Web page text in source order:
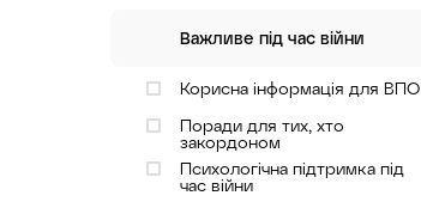
Важливе під час війни
Корисна інформація для ВПО
Поради для тих, хто
закордоном
Психологічна підтримка під
час війни